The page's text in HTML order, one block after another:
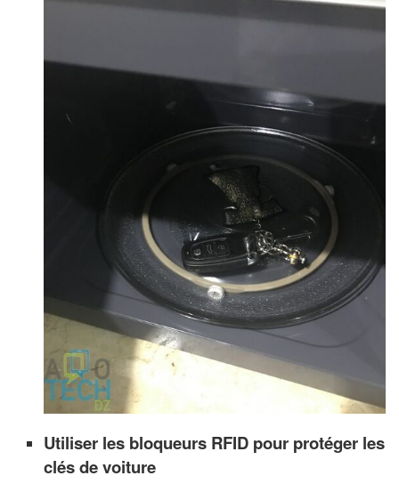
Utiliser les bloqueurs RFID pour protéger les
clés de voiture